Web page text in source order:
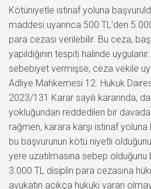
Kötüniyetle istinaf yoluna
maddesi uyarınca 500 TL’den
para cezası verilebilir. Bu ceza,
yapıldığının tespiti halinde
sebebiyet vermişse, ceza vekile
Adliye Mahkemesi 12. Hukuk
2023/131 Karar sayılı kararında,
yokluğundan reddedilen bir
rağmen, karara karşı istinaf
bu başvurunun kötü niyetli
yere uzatılmasına sebep
3.000 TL disiplin para cezasına
avukatın açıkça hukuki yararı